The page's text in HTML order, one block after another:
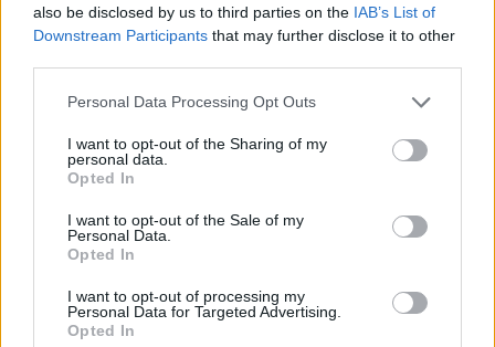
also be disclosed by us to third parties on the IAB’s List of
Downstream Participants that may further disclose it to other
Personal Data Processing Opt Outs
I want to opt-out of the Sharing of my
personal data.
Opted In
I want to opt-out of the Sale of my
Personal Data.
Opted In
I want to opt-out of processing my
Personal Data for Targeted Advertising.
Opted In
Δήμος Φαιστού: Τιμούν τους πεσόντες στο Τραχήλι
Βοριζίων
Τα μάρμαρα του Παναθηναϊκού Σταδίου θα λάμψουν
13:59
εντυπωσιακό φαινόμενο, όλα όσα πρέπει να γνωρίζετε
Φυσικό αέριο: Συναγερμός στην Ευρώπη - Χαμηλά τα
αποθέματα ενόψει χειμώνα